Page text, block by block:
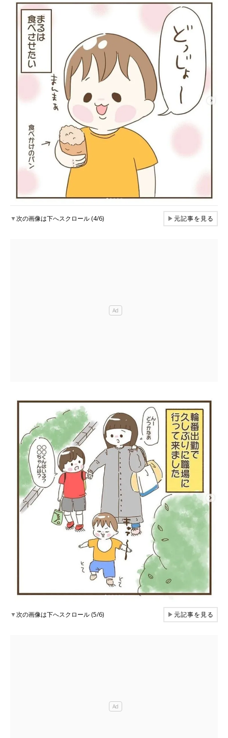
▼次の画像は下へスクロール (4/6) ▶元記事を見る
▼次の画像は下へスクロール (5/6) ▶元記事を見る